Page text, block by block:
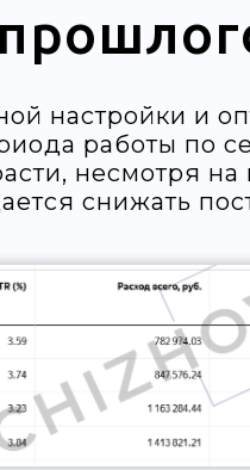
настройки и
работы по
несмотря
снижать